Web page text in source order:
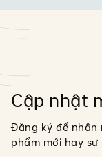
Cập nhật
Đăng ký để nhận
phẩm mới hay sự